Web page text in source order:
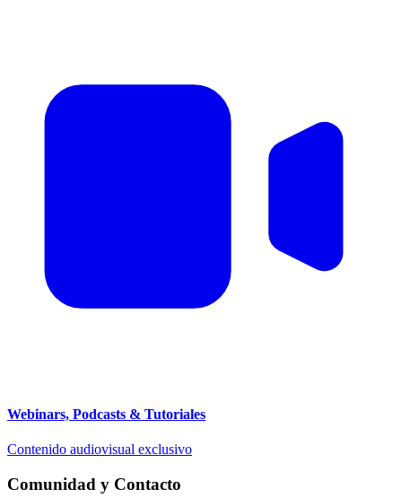
Webinars, Podcasts & Tutoriales
Contenido audiovisual exclusivo
Comunidad y Contacto